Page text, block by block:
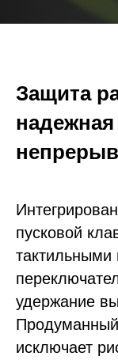
Защита
пусковой
тактильными
удержание
исключает